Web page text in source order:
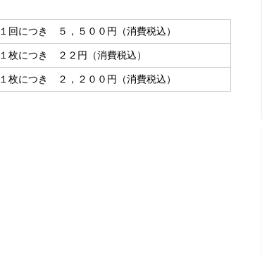
１回につき ５，５００円（消費税込）
１枚につき ２２円（消費税込）
１枚につき ２，２００円（消費税込）